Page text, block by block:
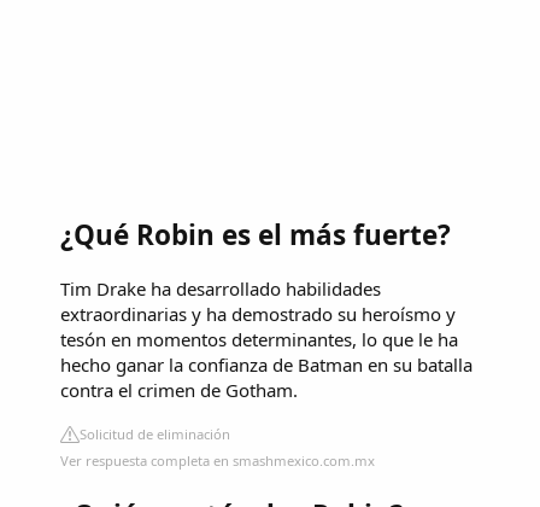
¿Qué Robin es el más fuerte?
Tim Drake ha desarrollado habilidades
extraordinarias y ha demostrado su heroísmo y
tesón en momentos determinantes, lo que le ha
hecho ganar la confianza de Batman en su batalla
contra el crimen de Gotham.
Solicitud de eliminación
Ver respuesta completa en smashmexico.com.mx